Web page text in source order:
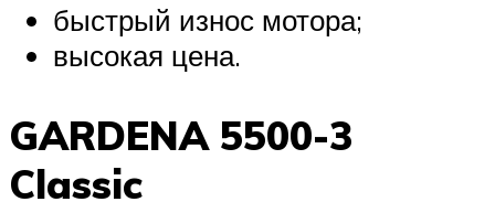
быстрый износ мотора;
высокая цена.
GARDENA 5500-3
Classic